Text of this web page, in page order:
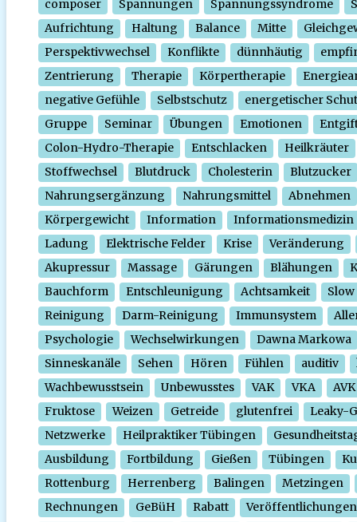
composer Spannungen Spannungssyndrome
Aufrichtung
Haltung Balance Mitte
Perspektivwechsel
Konflikte dünnhäutig
Zentrierung
Therapie Körpertherapie
negative Gefühle
Selbstschutz
energetischer
Gruppe
Seminar Übungen Emotionen
Colon-Hydro-Therapie
Entschlacken
Heilkräuter
Stoffwechsel
Blutdruck Cholesterin
Blutzucker
Nahrungsergänzung
Nahrungsmittel
Abnehmen
Körpergewicht
Information
Informationsmedizin
Ladung
Elektrische Felder Krise
Veränderung
Akupressur
Massage Gärungen Blähungen
Bauchform
Entschleunigung Achtsamkeit
Slow
Reinigung
Darm-Reinigung Immunsystem
Psychologie
Wechselwirkungen
Dawna Markowa
Sinneskanäle
Sehen Hören Fühlen auditiv
Wachbewusstsein
Unbewusstes VAK VKA
AVK
Fruktose
Weizen Getreide glutenfrei
Leaky-
Netzwerke
Heilpraktiker Tübingen
Ausbildung
Fortbildung Gießen Tübingen
Rottenburg
Herrenberg Balingen
Metzingen
Rechnungen
GeBüH Rabatt
Veröffentlichungen